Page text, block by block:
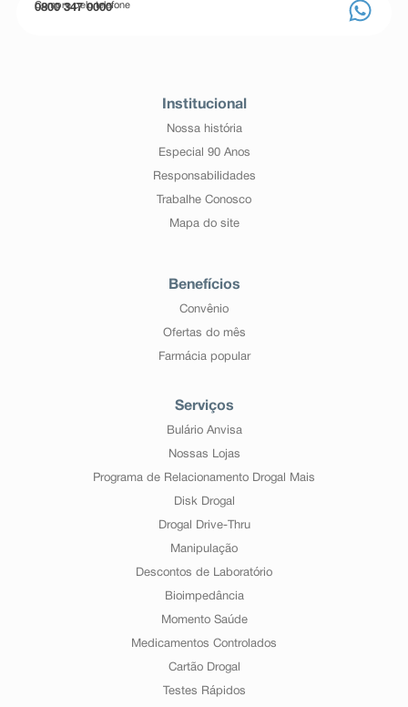
Compre pelo telefone
0800 347 0000
Institucional
Nossa história
Especial 90 Anos
Responsabilidades
Trabalhe Conosco
Mapa do site
Benefícios
Convênio
Ofertas do mês
Farmácia popular
Serviços
Bulário Anvisa
Nossas Lojas
Programa de Relacionamento Drogal Mais
Disk Drogal
Drogal Drive-Thru
Manipulação
Descontos de Laboratório
Bioimpedância
Momento Saúde
Medicamentos Controlados
Cartão Drogal
Testes Rápidos